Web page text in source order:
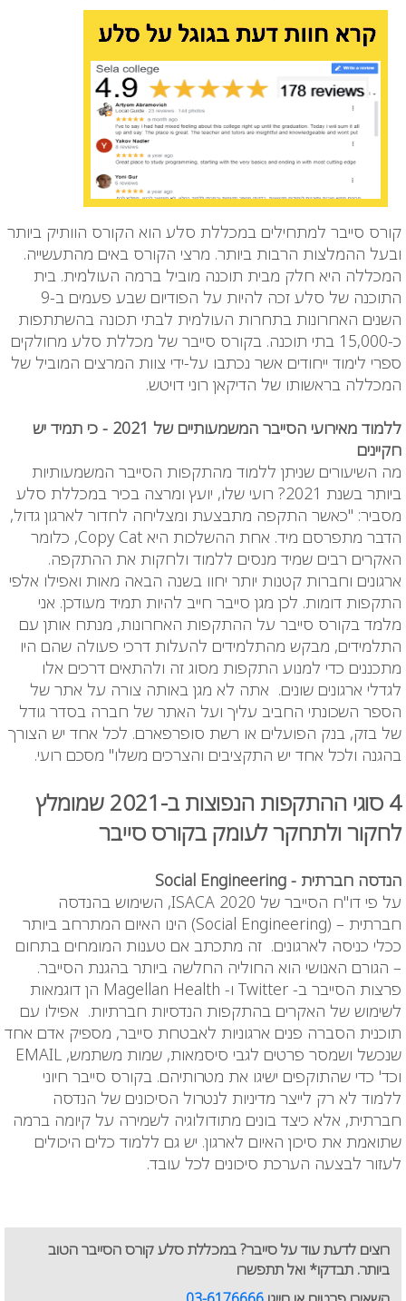
קורס סייבר למתחילים במכללת סלע הוא הקורס הוותיק ביותר
ובעל ההמלצות הרבות ביותר. מרצי הקורס באים מהתעשייה.
המכללה היא חלק מבית תוכנה מוביל ברמה העולמית. בית
התוכנה של סלע זכה להיות על הפודיום שבע פעמים ב-9
השנים האחרונות בתחרות העולמית לבתי תכונה בהשתתפות
כ-15,000 בתי תוכנה. בקורס סייבר של מכללת סלע מחולקים
ספרי לימוד ייחודים אשר נכתבו על-ידי צוות המרצים המוביל של
המכללה בראשותו של הדיקאן רוני דויטש.
ללמוד מאירועי הסייבר המשמעותיים של 2021 - כי תמיד יש
חקיינים
מה השיעורים שניתן ללמוד מהתקפות הסייבר המשמעותיות
ביותר בשנת 2021? רועי שלו, יועץ ומרצה בכיר במכללת סלע
מסביר: "כאשר התקפה מתבצעת ומצליחה לחדור לארגון גדול,
הדבר מתפרסם מיד. אחת ההשלכות היא Copy Cat, כלומר
האקרים רבים שמיד מנסים ללמוד ולחקות את ההתקפה.
ארגונים וחברות קטנות יותר יחוו בשנה הבאה מאות ואפילו אלפי
התקפות דומות. לכן מגן סייבר חייב להיות תמיד מעודכן. אני
מלמד בקורס סייבר על ההתקפות האחרונות, מנתח אותן עם
התלמידים, מבקש מהתלמידים להעלות דרכי פעולה שהם היו
מתכננים כדי למנוע התקפות מסוג זה ולהתאים דרכים אלו
לגדלי ארגונים שונים. אתה לא מגן באותה צורה על אתר של
הספר השכונתי החביב עליך ועל האתר של חברה בסדר גודל
של בזק, בנק הפועלים או רשת סופרפארם. לכל אחד יש הצורך
בהגנה ולכל אחד יש התקציבים והצרכים משלו" מסכם רועי.
4 סוגי ההתקפות הנפוצות ב-2021 שמומלץ
לחקור ולתחקר לעומק בקורס סייבר
הנדסה חברתית -
Social Engineering
על פי דו"ח הסייבר של ISACA 2020, השימוש בהנדסה
חברתית – (Social Engineering) הינו האיום המתרחב ביותר
ככלי כניסה לארגונים. זה מתכתב אם טענות המומחים בתחום
– הגורם האנושי הוא החוליה החלשה ביותר בהגנת הסייבר.
פרצות הסייבר ב- Twitterו- Magellan Health הן דוגמאות
לשימוש של האקרים בהתקפות הנדסיות חברתיות. אפילו עם
תוכנית הסברה פנים ארגוניות לאבטחת סייבר, מספיק אדם אחד
שנכשל ושמסר פרטים לגבי סיסמאות, שמות משתמש, EMAIL
וכד' כדי שהתוקפים ישיגו את מטרותיהם. בקורס סייבר חיוני
ללמוד לא רק לייצר מדיניות לנטרול הסיכונים של הנדסה
חברתית, אלא כיצד בונים מתודולוגיה לשמירה על קיומה ברמה
שתואמת את סיכון האיום לארגון. יש גם ללמוד כלים היכולים
לעזור לבצעה הערכת סיכונים לכל עובד.
רוצים לדעת עוד על סייבר? במכללת סלע קורס הסייבר הטוב
ביותר. תבדקו* ואל תתפשרו